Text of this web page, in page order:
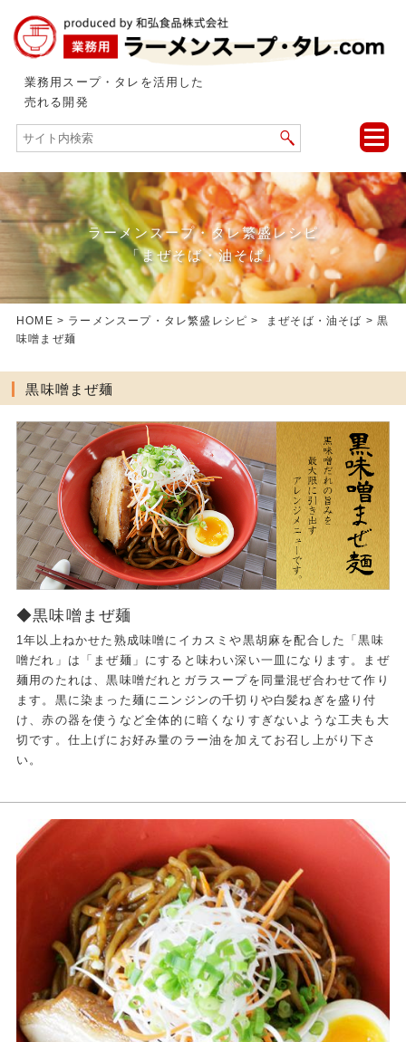
業務用スープ・タレを活用した
売れる開発
toggle
ラーメンスープ・タレ繁盛レシピ
「まぜそば・油そば」
HOME > ラーメンスープ・タレ繁盛レシピ > まぜそば・油そば > 黒
味噌まぜ麺
黒味噌まぜ麺
◆黒味噌まぜ麺
1年以上ねかせた熟成味噌にイカスミや黒胡麻を配合した「黒味
噌だれ」は「まぜ麺」にすると味わい深い一皿になります。まぜ
麺用のたれは、黒味噌だれとガラスープを同量混ぜ合わせて作り
ます。黒に染まった麺にニンジンの千切りや白髪ねぎを盛り付
け、赤の器を使うなど全体的に暗くなりすぎないような工夫も大
切です。仕上げにお好み量のラー油を加えてお召し上がり下さ
い。